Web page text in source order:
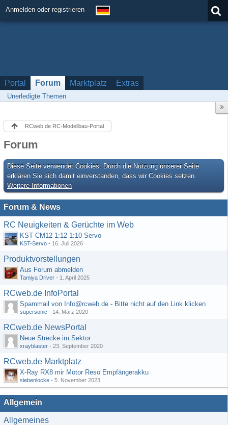
Anmelden oder registrieren
Portal Forum Marktplatz Extras
Unerledigte Themen
RCweb.de RC-Modellbau-Portal
Forum
Diese Seite verwendet Cookies. Durch die Nutzung unserer Seite
erklären Sie sich damit einverstanden, dass wir Cookies setzen.
Weitere Informationen
Forum & News
RC Neuigkeiten & Gerüchte im Web
KST CM12 1:12-1:10 Servo
KST-Servo - 16. Juli 2026
Produktvorstellungen
Aus Forum abmelden
Tamiya Driver - 1. April 2025
RCweb.de InfoPortal
Spammail von Info@rcweb.de - Bitte nicht auf den Link klicken
supersonic - 14. März 2020
RCweb.de NewsPortal
Neue Strecke im Sektor
xrayblaster - 23. September 2020
RCweb.de Marktplatz
X-Ray RX8 mir Motor Reso Empfängerakku
siebenlocke - 5. November 2023
Allgemein
Allgemeines